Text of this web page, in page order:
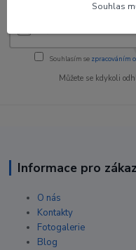
Souhlasím se zpracováním
Můžete se kdykoli
Informace pro
O nás
Kontakty
Fotogalerie
Blog
Souhlas